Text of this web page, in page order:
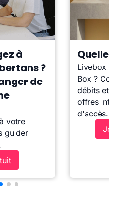
à
?
de
votre
guider
Quelle
Livebox ?
Box ?
débits et
offres
d'accès.
Je